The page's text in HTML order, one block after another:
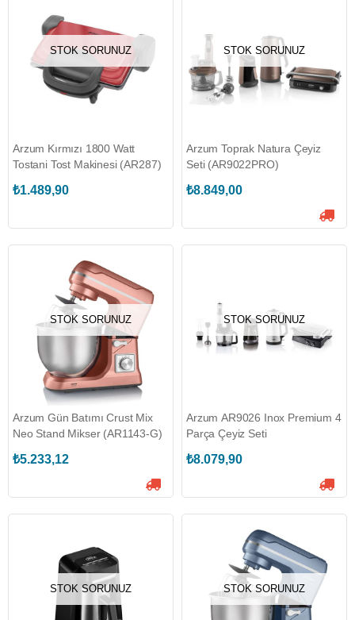
STOK SORUNUZ
Arzum Kırmızı 1800 Watt
Tostani Tost Makinesi (AR287)
₺1.489,90
STOK SORUNUZ
Arzum Toprak Natura Çeyiz
Seti (AR9022PRO)
₺8.849,00
STOK SORUNUZ
Arzum Gün Batımı Crust Mix
Neo Stand Mikser (AR1143-G)
₺5.233,12
STOK SORUNUZ
Arzum AR9026 Inox Premium 4
Parça Çeyiz Seti
₺8.079,90
STOK SORUNUZ STOK SORUNUZ